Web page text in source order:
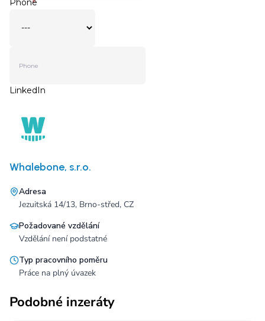
Whalebone, s.r.o.
Adresa
Jezuitská 14/13, Brno-střed, CZ
Požadované vzdělání
Vzdělání není podstatné
Typ pracovního poměru
Práce na plný úvazek
Podobné inzeráty